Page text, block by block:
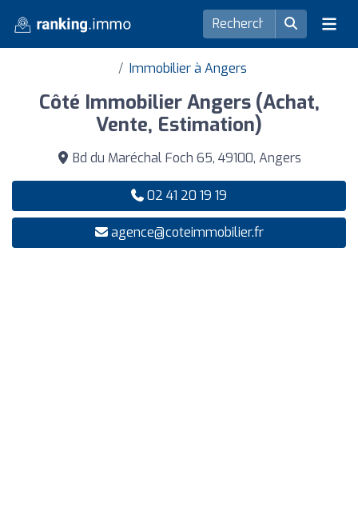
Immobilier à Angers
Côté Immobilier Angers (Achat,
Vente, Estimation)
Bd du Maréchal Foch 65, 49100, Angers
02 41 20 19 19
agence@coteimmobilier.fr